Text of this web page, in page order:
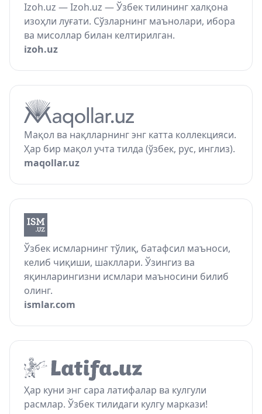
Izoh.uz — Izoh.uz — Ўзбек тилининг халқона
изоҳли луғати. Сўзларнинг маънолари, ибора
ва мисоллар билан келтирилган.
izoh.uz
Мақол ва нақлларнинг энг катта коллекцияси.
Ҳар бир мақол учта тилда (ўзбек, рус, инглиз).
maqollar.uz
Ўзбек исмларнинг тўлиқ, батафсил маъноси,
келиб чиқиши, шакллари. Ўзингиз ва
яқинларингизни исмлари маъносини билиб
олинг.
ismlar.com
Ҳар куни энг сара латифалар ва кулгули
расмлар. Ўзбек тилидаги кулгу маркази!